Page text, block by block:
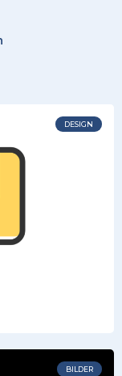
DESIGN
BILDER